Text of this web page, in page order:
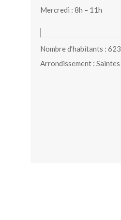
Mercredi : 8h – 11h
Nombre d’habitants : 623
Arrondissement : Saintes